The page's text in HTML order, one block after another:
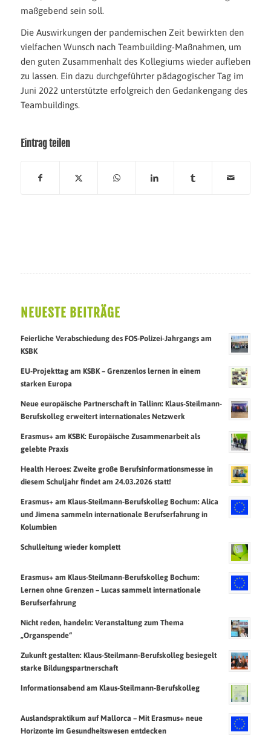
maßgebend sein soll.
Die Auswirkungen der pandemischen Zeit bewirkten den
vielfachen Wunsch nach Teambuilding-Maßnahmen, um
den guten Zusammenhalt des Kollegiums wieder aufleben
zu lassen. Ein dazu durchgeführter pädagogischer Tag im
Juni 2022 unterstützte erfolgreich den Gedankengang des
Teambuildings.
Eintrag teilen
NEUESTE BEITRÄGE
Feierliche Verabschiedung des FOS-Polizei-Jahrgangs am
KSBK
EU-Projekttag am KSBK – Grenzenlos lernen in einem
starken Europa
Neue europäische Partnerschaft in Tallinn: Klaus-Steilmann-
Berufskolleg erweitert internationales Netzwerk
Erasmus+ am KSBK: Europäische Zusammenarbeit als
gelebte Praxis
Health Heroes: Zweite große Berufsinformationsmesse in
diesem Schuljahr findet am 24.03.2026 statt!
Erasmus+ am Klaus-Steilmann-Berufskolleg Bochum: Alica
und Jimena sammeln internationale Berufserfahrung in
Kolumbien
Schulleitung wieder komplett
Erasmus+ am Klaus-Steilmann-Berufskolleg Bochum:
Lernen ohne Grenzen – Lucas sammelt internationale
Berufserfahrung
Nicht reden, handeln: Veranstaltung zum Thema
„Organspende“
Zukunft gestalten: Klaus-Steilmann-Berufskolleg besiegelt
starke Bildungspartnerschaft
Informationsabend am Klaus-Steilmann-Berufskolleg
Auslandspraktikum auf Mallorca – Mit Erasmus+ neue
Horizonte im Gesundheitswesen entdecken